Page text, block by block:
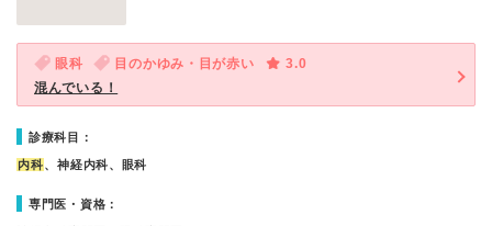
眼科 目のかゆみ・目が赤い
3.0
混んでいる！
診療科目：
内科、神経内科、眼科
専門医・資格：